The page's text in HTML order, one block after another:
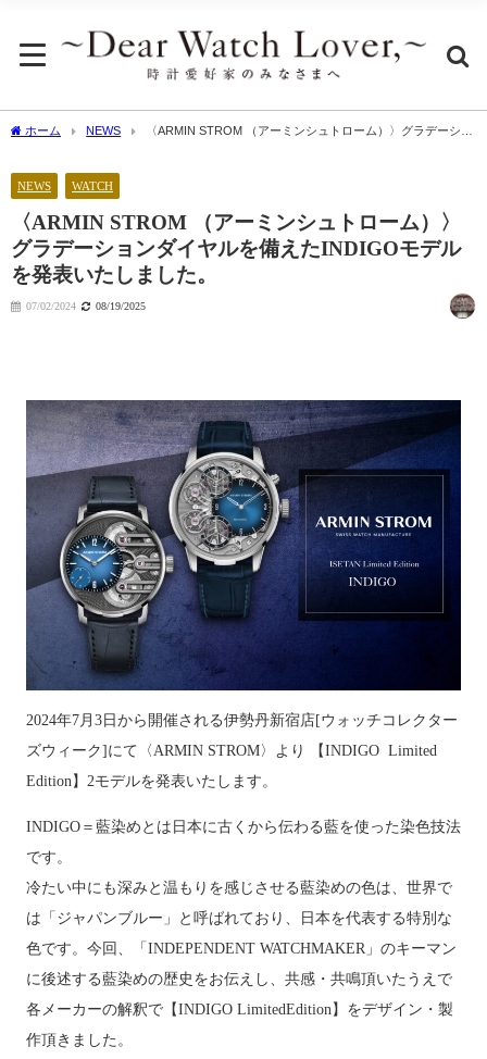
ホーム NEWS
〈ARMIN STROM （アーミンシュトローム）〉グラデーショ
NEWS WATCH
〈ARMIN STROM （アーミンシュトローム）〉
グラデーションダイヤルを備えたINDIGOモデル
を発表いたしました。
07/02/2024 08/19/2025
2024年7 月 3 日から開催される伊勢丹新宿店[ウォッチコレクター
ズウィーク] にて〈 ARMIN STROM〉 より
【INDIGO Limited
Edition】2モデルを発表いたします。
INDIGO ＝藍染めとは日本に古くから伝わる藍を使った染色技法
です。
冷たい中にも深みと温もりを感じさせる藍染めの色は、世界で
は「ジャパンブルー」と呼ばれており、日本を代表する特別な
色です。今回、「 INDEPENDENT WATCHMAKER 」のキーマン
に後述する藍染めの歴史をお伝えし、共感・共鳴頂いたうえで
各メーカーの解釈で【INDIGO LimitedEdition 】をデザイン・製
作頂きました。